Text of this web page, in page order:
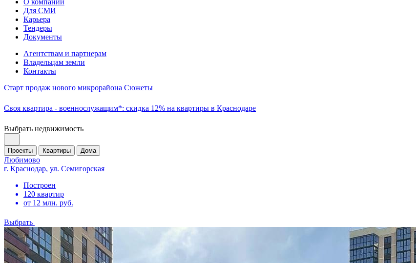
О компании
Для СМИ
Карьера
Тендеры
Документы
Агентствам и партнерам
Владельцам земли
Контакты
Старт продаж нового микрорайона Сюжеты
Своя квартира - военнослужащим*: скидка 12% на квартиры в Краснодаре
Выбрать недвижимость
Проекты Квартиры Дома
Любимово
г. Краснодар, ул. Семигорская
Построен
120 квартир
от 12 млн. руб.
Выбрать